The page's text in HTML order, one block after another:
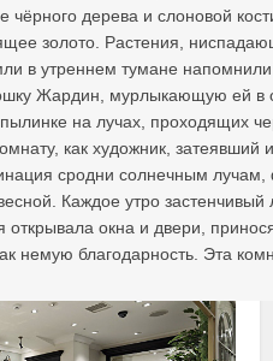
чёрного дерева и слоновой
золото. Растения,
в утреннем тумане
Жардин, мурлыкающую ей в
на лучах, проходящих
как художник, затеявший
сродни солнечным
Каждое утро застенчивый
открывала окна и двери,
немую благодарность. Эта